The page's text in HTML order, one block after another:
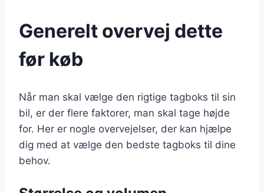
Generelt overvej dette
før køb
Når man skal vælge den rigtige tagboks til sin
bil, er der flere faktorer, man skal tage højde
for. Her er nogle overvejelser, der kan hjælpe
dig med at vælge den bedste tagboks til dine
behov.